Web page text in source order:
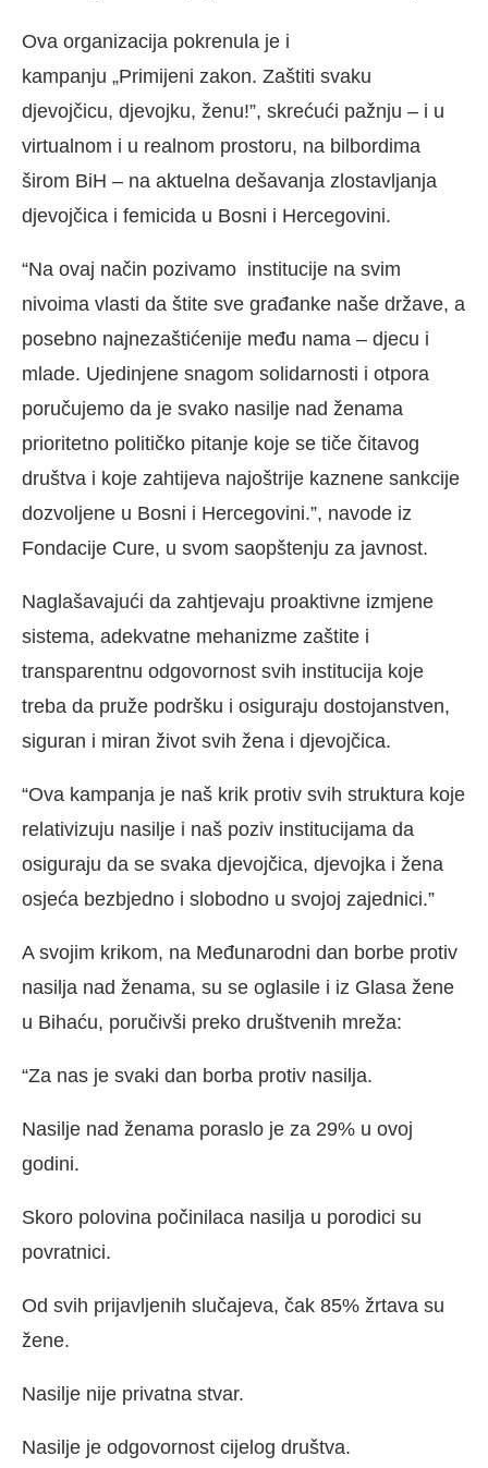
Ova organizacija pokrenula je i
kampanju „Primijeni zakon. Zaštiti svaku
djevojčicu, djevojku, ženu!”, skrećući pažnju – i u
virtualnom i u realnom prostoru, na bilbordima
širom BiH – na aktuelna dešavanja zlostavljanja
djevojčica i femicida u Bosni i Hercegovini.
“Na ovaj način pozivamo institucije na svim
nivoima vlasti da štite sve građanke naše države, a
posebno najnezaštićenije među nama – djecu i
mlade. Ujedinjene snagom solidarnosti i otpora
poručujemo da je svako nasilje nad ženama
prioritetno političko pitanje koje se tiče čitavog
društva i koje zahtijeva najoštrije kaznene sankcije
dozvoljene u Bosni i Hercegovini.”, navode iz
Fondacije Cure, u svom saopštenju za javnost.
Naglašavajući da zahtjevaju proaktivne izmjene
sistema, adekvatne mehanizme zaštite i
transparentnu odgovornost svih institucija koje
treba da pruže podršku i osiguraju dostojanstven,
siguran i miran život svih žena i djevojčica.
“Ova kampanja je naš krik protiv svih struktura koje
relativizuju nasilje i naš poziv institucijama da
osiguraju da se svaka djevojčica, djevojka i žena
osjeća bezbjedno i slobodno u svojoj zajednici.”
A svojim krikom, na Međunarodni dan borbe protiv
nasilja nad ženama, su se oglasile i iz Glasa žene
u Bihaću, poručivši preko društvenih mreža:
“Za nas je svaki dan borba protiv nasilja.
Nasilje nad ženama poraslo je za 29% u ovoj
godini.
Skoro polovina počinilaca nasilja u porodici su
povratnici.
Od svih prijavljenih slučajeva, čak 85% žrtava su
žene.
Nasilje nije privatna stvar.
Nasilje je odgovornost cijelog društva.